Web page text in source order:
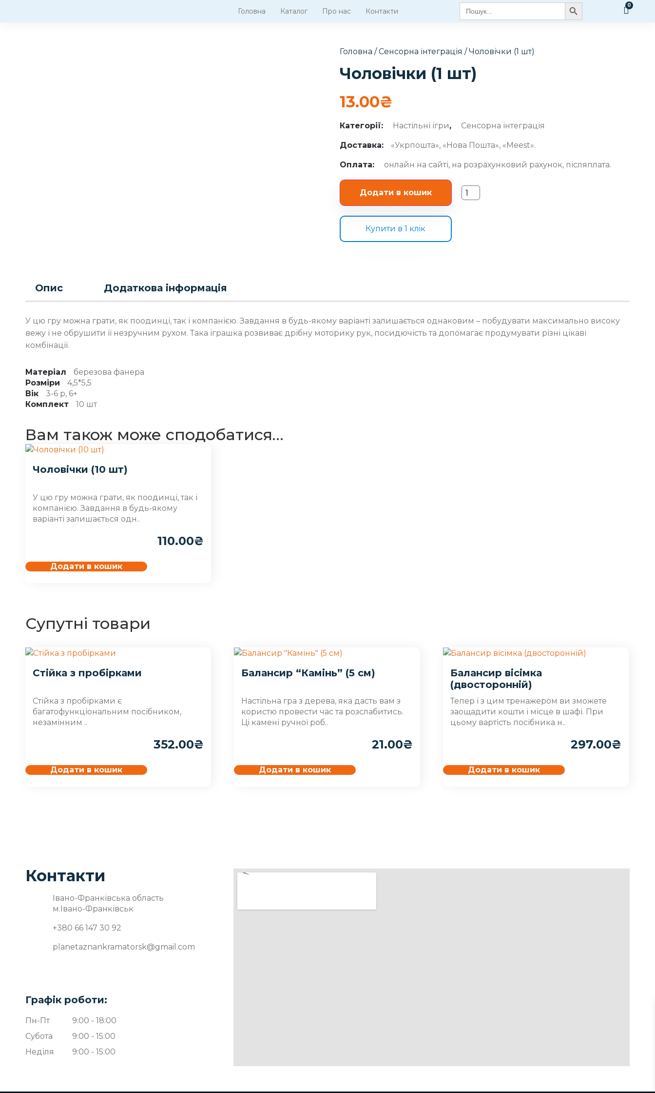
Головна Каталог Про нас Контакти
Search
for:
Головна /Сенсорна інтеграція / Чоловічки (1 шт)
Чоловічки (1 шт)
13.00₴
Категорії: Настільні ігри, Сенсорна інтеграція
Доставка: «Укрпошта», «Нова Пошта», «Meest».
Оплата: онлайн на сайті, на розрахунковий рахунок, післяплата.
Додати в кошик
Купити в 1 клiк
Опис Додаткова інформація
У цю гру можна грати, як поодинці, так і компанією. Завдання в будь-якому варіанті залишається однаковим – побудувати максимально високу
вежу і не обрушити її незручним рухом. Така іграшка розвиває дрібну моторику рук, посидючість та допомагає продумувати різні цікаві
комбінації.
Матеріал
березова фанера
Розміри
4,5*5,5
Вік
3-6 р, 6+
Комплект
10 шт
Вам також може сподобатися…
Чоловічки (10 шт)
У цю гру можна грати, як поодинці, так і
компанією. Завдання в будь-якому
варіанті залишається одн..
110.00₴
Додати в кошик
Супутні товари
Стійка з пробірками
Стійка з пробірками є
багатофункціональним посібником,
незамінним ..
352.00₴
Додати в кошик
Балансир “Камінь” (5 см)
Настільна гра з дерева, яка дасть вам з
користю провести час та розслабитись.
Ці камені ручної роб..
21.00₴
Додати в кошик
Балансир вісімка
(двосторонній)
Тепер і з цим тренажером ви зможете
заощадити кошти і місце в шафі. При
цьому вартість посібника н..
297.00₴
Додати в кошик
Контакти
Івано-Франківська область
м.Івано-Франківськ
+380 66 147 30 92
planetaznankramatorsk@gmail.com
Графік роботи:
Пн-Пт
Субота
Неділя
9:00 - 18:00
9:00 - 15:00
9:00 - 15:00